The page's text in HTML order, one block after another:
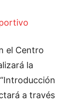
el Centro
la
a través